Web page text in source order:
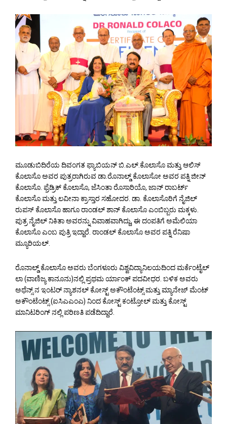
ಮೂಡುಬಿದಿರೆಯ ದಿವಂಗತ ಫ್ಯಾಬಿಯನ್ ಬಿ.ಎಲ್.ಕೊಲಾಸೊ ಮತ್ತು ಆಲಿಸ್
ಕೊಲಾಸೊ ಅವರ ಪುತ್ರರಾಗಿರುವ ಡಾ.ರೊನಾಲ್ಡ್ ಕೊಲಾಸೋ ಅವರ ಪತ್ನಿ ಜೀನ್
ಕೊಲಾಸೊ. ಫ್ರೆಡ್ರಿಕ್ ಕೊಲಾಸೊ, ಜೆಸಿಂತಾ ರೊಸಾರಿಯೊ, ಜಾನ್ ರಾಬರ್ಟ್
ಕೊಲಾಸೊ ಮತ್ತು ಲವೀನಾ ಕ್ರಾಸ್ತಾರ ಸಹೋದರ. ಡಾ. ಕೊಲಾಸೊರಿಗೆ ನೈಜಿಲ್
ರುಪಸ್ ಕೊಲಾಸೊ ಹಾಗೂ ರಾಂಡಲ್ ಶಾನ್ ಕೊಲಾಸೊ ಎಂಬಿಬ್ಬರು ಮಕ್ಕಳು.
ಪುತ್ರ ನೈಜಿಲ್ ನಿಕಿತಾ ಅವರನ್ನು ವಿವಾಹವಾಗಿದ್ದು, ಈ ದಂಪತಿಗೆ ಅಮೆಲಿಯಾ
ಕೊಲಾಸೊ ಎಂಬ ಪುತ್ರಿ ಇದ್ದಾರೆ. ರಾಂಡಲ್ ಕೊಲಾಸೊ ಅವರ ಪತ್ನಿ ರೆನಿಷಾ
ಮ್ಯೂರಿಯಲ್.
ರೊನಾಲ್ಡ್ ಕೊಲಾಸೊ ಅವರು ಬೆಂಗಳೂರು ವಿಶ್ವವಿದ್ಯಾನಿಲಯದಿಂದ ಮರ್ಕೆಂಟೈಲ್
ಲಾ (ವಾಣಿಜ್ಯ ಕಾನೂನು)ನಲ್ಲಿ ಪ್ರಥಮ ರ್ಯಾಂಕ್ ಪದವೀಧರ. ಬಳಿಕ ಅವರು
ಅಥೆನ್ಸ್ ನ ಇಂಟರ್ ನ್ಯಾಶನಲ್ ಕೋಸ್ಟ್ ಅಕೌಂಟೆಂಟ್ಸ್ ಮತ್ತು ಮ್ಯಾನೇಜ್ ಮೆಂಟ್
ಅಕೌಂಟೆಂಟ್ಸ್ (ಐಸಿಎಎಂಎ) ನಿಂದ ಕೋಸ್ಟ್ ಕಂಟ್ರೋಲ್ ಮತ್ತು ಕೋಸ್ಟ್
ಮಾನಿಟರಿಂಗ್ ನಲ್ಲಿ ಪರಿಣತಿ ಪಡೆದಿದ್ದಾರೆ.